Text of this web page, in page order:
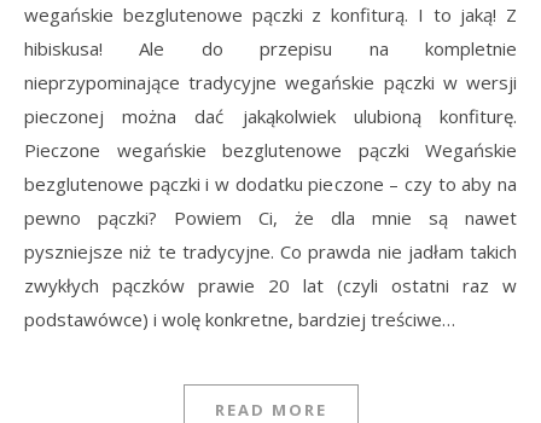
wegańskie bezglutenowe pączki z konfiturą. I to jaką! Z
hibiskusa! Ale do przepisu na kompletnie
nieprzypominające tradycyjne wegańskie pączki w wersji
pieczonej można dać jakąkolwiek ulubioną konfiturę.
Pieczone wegańskie bezglutenowe pączki Wegańskie
bezglutenowe pączki i w dodatku pieczone – czy to aby na
pewno pączki? Powiem Ci, że dla mnie są nawet
pyszniejsze niż te tradycyjne. Co prawda nie jadłam takich
zwykłych pączków prawie 20 lat (czyli ostatni raz w
podstawówce) i wolę konkretne, bardziej treściwe…
READ MORE